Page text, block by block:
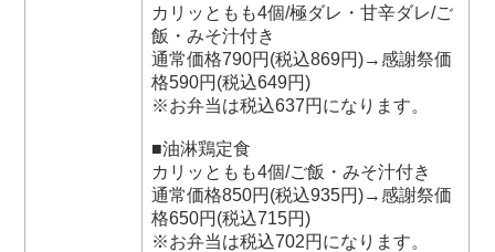
カリッともも4個/極ダレ・甘辛ダレ/ご
飯・みそ汁付き
通常価格790円(税込869円)→感謝祭価
格590円(税込649円)
※お弁当は税込637円になります。
■油淋鶏定食
カリッともも4個/ご飯・みそ汁付き
通常価格850円(税込935円)→感謝祭価
格650円(税込715円)
※お弁当は税込702円になります。